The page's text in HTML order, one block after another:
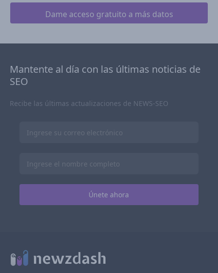
Dame acceso gratuito a más datos
Mantente al día con las últimas noticias de
SEO
Recibe las últimas actualizaciones de NEWS-SEO